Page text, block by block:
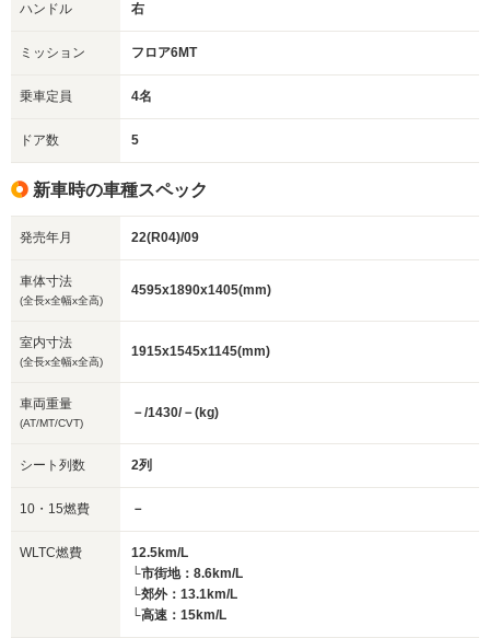
ハンドル 右
ミッション フロア6MT
乗車定員 4名
ドア数 5
新車時の車種スペック
発売年月 22(R04)/09
車体寸法
(全長x全幅x全高)
4595x1890x1405(mm)
室内寸法
(全長x全幅x全高)
1915x1545x1145(mm)
車両重量
(AT/MT/CVT)
－/1430/－(kg)
シート列数 2列
10・15燃費 －
WLTC燃費
12.5km/L
└市街地：8.6km/L
└郊外：13.1km/L
└高速：15km/L